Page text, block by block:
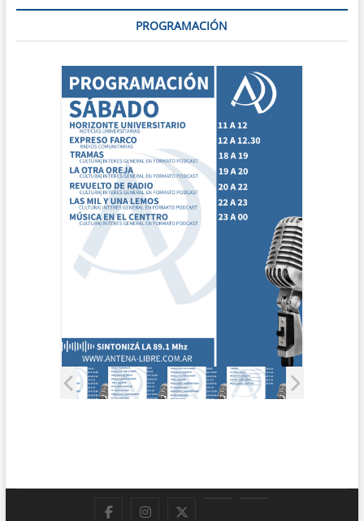
PROGRAMACIÓN
FacebookInstagram